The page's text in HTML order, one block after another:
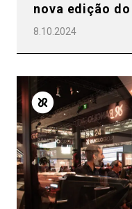
nova edição
8.10.2024